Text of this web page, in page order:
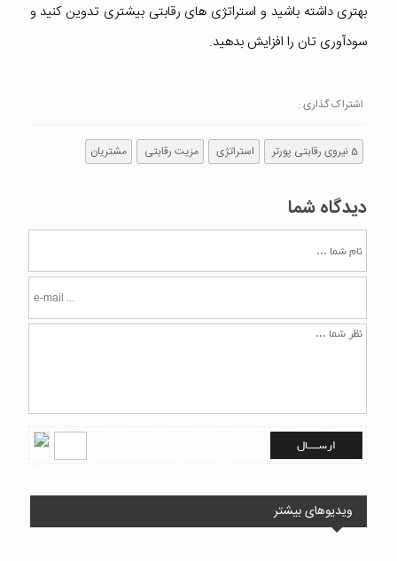
بهتری داشته باشید و استراتژی های رقابتی بیشتری تدوین کنید و
سودآوری تان را افزایش بدهید.
اشتراک گذاری :
5 نیروی رقابتی پورتر استراتژی مزیت رقابتی مشتریان
دیدگاه شما
ویدیوهای بیشتر